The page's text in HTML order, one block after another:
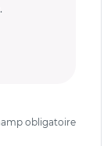
obligatoire